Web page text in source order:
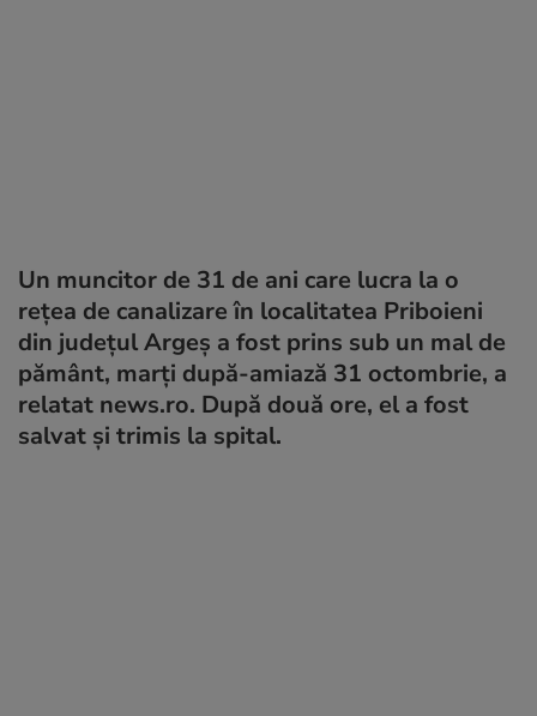
Un muncitor de 31 de ani care lucra la o
reţea de canalizare în localitatea Priboieni
din judeţul Argeş a fost prins sub un mal de
pământ, marţi după-amiază 31 octombrie, a
relatat news.ro. După două ore, el a fost
salvat și trimis la spital.